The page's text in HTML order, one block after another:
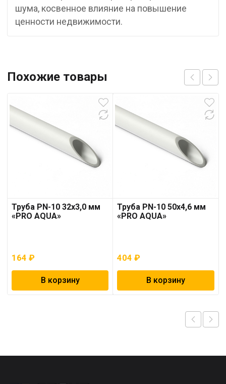
шума, косвенное влияние на повышение
ценности недвижимости.
Похожие товары
Труба PN-10 32х3,0 мм
«PRO AQUA»
164 ₽
В корзину
Труба PN-10 50х4,6 мм
«PRO AQUA»
404₽
В корзину